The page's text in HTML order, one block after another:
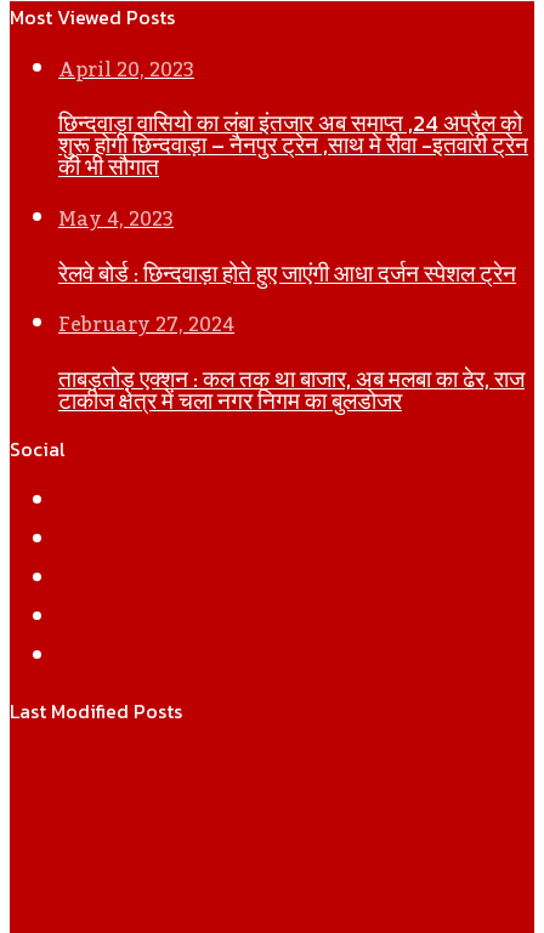
Most Viewed Posts
April 20, 2023
छिन्दवाड़ा वासियो का लंबा इंतजार अब समाप्त ,24 अप्रैल को
शुरू होगी छिन्दवाड़ा – नैनपुर ट्रेन ,साथ मे रीवा -इतवारी ट्रेन
की भी सौगात
May 4, 2023
रेलवे बोर्ड : छिन्दवाड़ा होते हुए जाएंगी आधा दर्जन स्पेशल ट्रेन
February 27, 2024
ताबड़तोड़ एक्शन : कल तक था बाजार, अब मलबा का ढेर, राज
टाकीज क्षेत्र में चला नगर निगम का बुलडोजर
Social
Last Modified Posts